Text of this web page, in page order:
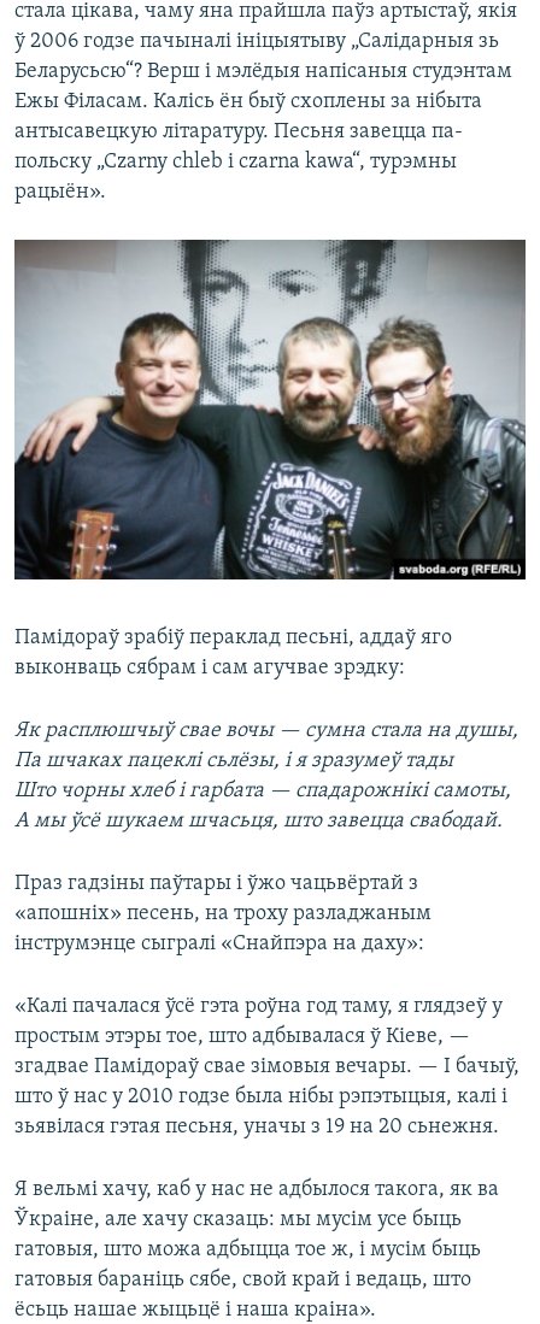
стала цікава, чаму яна прайшла паўз артыстаў, якія
ў 2006 годзе пачыналі ініцыятыву „Салідарныя зь
Беларусьсю“? Верш і мэлёдыя напісаныя студэнтам
Ежы Філасам. Калісь ён быў схоплены за нібыта
антысавецкую літаратуру. Песьня завецца па-
польску „Сzarny chleb i czarna kawa“, турэмны
рацыён».
Памідораў зрабіў пераклад песьні, аддаў яго
выконваць сябрам і сам агучвае зрэдку:
Як расплюшчыў свае вочы — сумна стала на душы,
Па шчаках пацеклі сьлёзы, і я зразумеў тады
Што чорны хлеб і гарбата — спадарожнікі самоты,
А мы ўсё шукаем шчасьця, што завецца свабодай.
Праз гадзіны паўтары і ўжо чацьвёртай з
«апошніх» песень, на троху разладжаным
інструмэнце сыгралі «Снайпэра на даху»:
«Калі пачалася ўсё гэта роўна год таму, я глядзеў у
простым этэры тое, што адбывалася ў Кіеве, —
згадвае Памідораў свае зімовыя вечары. — І бачыў,
што ў нас у 2010 годзе была нібы рэпэтыцыя, калі і
зьявілася гэтая песьня, уначы з 19 на 20 сьнежня.
Я вельмі хачу, каб у нас не адбылося такога, як ва
Ўкраіне, але хачу сказаць: мы мусім усе быць
гатовыя, што можа адбыцца тое ж, і мусім быць
гатовыя бараніць сябе, свой край і ведаць, што
ёсьць нашае жыцьцё і наша краіна».